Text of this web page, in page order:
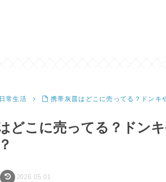
日常生活 携帯灰皿はどこに売ってる？ドンキ
どこに売ってる？ドン
2026.05.01